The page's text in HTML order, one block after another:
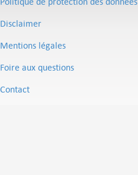
Disclaimer
Mentions légales
Foire aux questions
Contact